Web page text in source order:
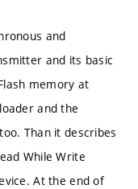
and
and its basic
memory at
and the
Than it describes
While Write
At the end of